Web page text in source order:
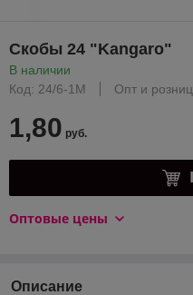
Скобы 24 "Kangaro"
В наличии
Код: 24/6-1М
Опт и
1,80 руб.
Оптовые цены
Описание